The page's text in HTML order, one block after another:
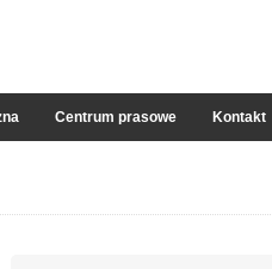
Centrum prasowe Kontakt